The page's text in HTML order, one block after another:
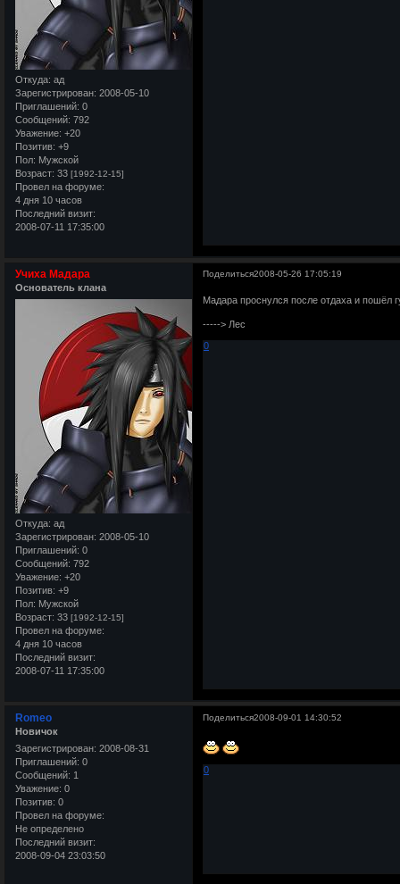
Откуда: ад
Зарегистрирован: 2008-05-10
Приглашений: 0
Сообщений: 792
Уважение: +20
Позитив: +9
Пол: Мужской
Возраст: 33 [1992-12-15]
Провел на форуме:
4 дня 10 часов
Последний визит:
2008-07-11 17:35:00
Поделиться2008-05-26 17:05:19
Учиха Мадара
Основатель клана
Откуда: ад
Зарегистрирован: 2008-05-10
Приглашений: 0
Сообщений: 792
Уважение: +20
Позитив: +9
Пол: Мужской
Возраст: 33 [1992-12-15]
Провел на форуме:
4 дня 10 часов
Последний визит:
2008-07-11 17:35:00
Мадара проснулся после отдаха и пошёл
-----> Лес
0
Поделиться2008-09-01 14:30:52
Romeo
Новичок
Зарегистрирован: 2008-08-31
Приглашений: 0
Сообщений: 1
Уважение: 0
Позитив: 0
Провел на форуме:
Не определено
Последний визит:
2008-09-04 23:03:50
0